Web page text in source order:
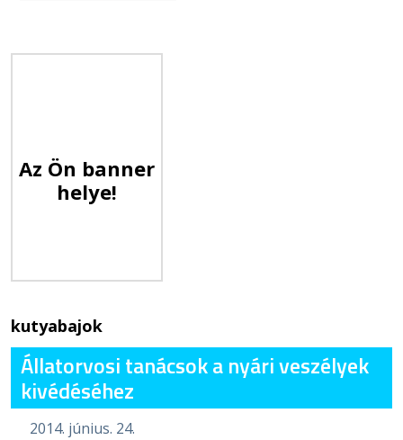
Az Ön banner
helye!
kutyabajok
Állatorvosi tanácsok a nyári veszélyek
kivédéséhez
2014. június. 24.